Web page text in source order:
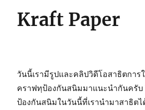
Kraft Paper
วันนี้เรามีรูปและคลิปวิดีโอสาธิตการ
คราฟทฺป้องกันสนิมมาแนะนำกันครั
ป้องกันสนิมในวันนี้ที่เรานำมาสาธิต